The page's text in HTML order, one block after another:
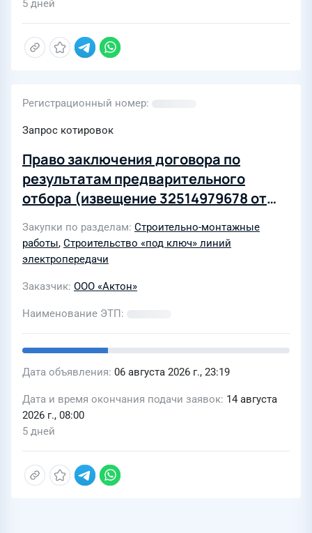
(323-2026)
5 дней
Регистрационный номер
Запрос котировок
Право заключения договора по
результатам предварительного
отбора (извещение 32514979678 от
строительно-монтажных работ по
Переустройство 2КЛ-10кВ от ТП
Закупки по разделам Строительно-монтажные
работы, Строительство «под ключ» линий
электропередачи
Заказчик ООО «Актон»
Наименование ЭТП
Дата объявления 06 августа 2026 г., 23:19
Дата и время окончания подачи заявок 14 августа
2026 г., 08:00
5 дней